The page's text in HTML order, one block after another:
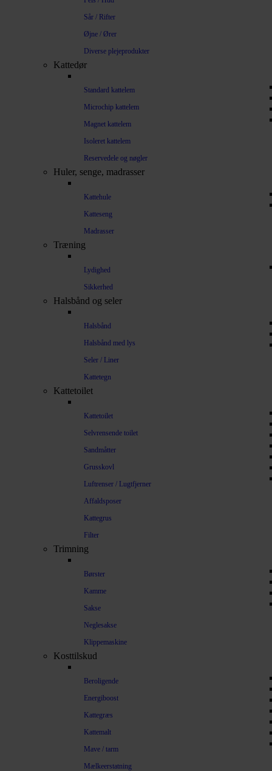
Sår / Rifter
Øjne / Ører
Diverse plejeprodukter
Kattedør
Standard kattelem
Microchip kattelem
Magnet kattelem
Isoleret kattelem
Reservedele og nøgler
Huler, senge, madrasser
Kattehule
Katteseng
Madrasser
Træning
Lydighed
Sikkerhed
Halsbånd og seler
Halsbånd
Halsbånd med lys
Seler / Liner
Kattetegn
Kattetoilet
Kattetoilet
Selvrensende toilet
Sandmåtter
Grusskovl
Luftrenser / Lugtfjerner
Affaldsposer
Kattegrus
Filter
Trimning
Børster
Kamme
Sakse
Neglesakse
Klippemaskine
Kosttilskud
Beroligende
Energiboost
Kattegræs
Kattemalt
Mave / tarm
Mælkeerstatning